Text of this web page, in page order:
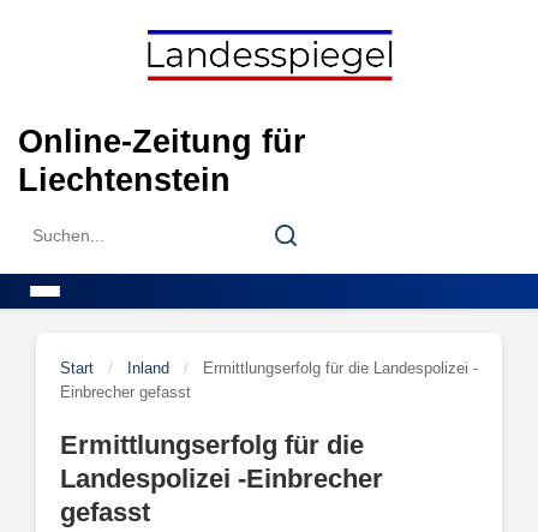
Online-Zeitung für
Liechtenstein
Search
Search
Start / Inland /
Ermittlungserfolg für die Landespolizei -
Einbrecher gefasst
Ermittlungserfolg für die
Landespolizei -Einbrecher
gefasst